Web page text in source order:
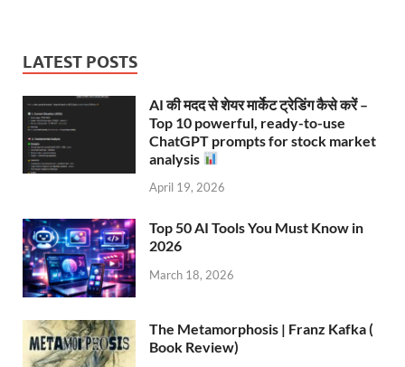
LATEST POSTS
AI की मदद से शेयर मार्केट ट्रेडिंग कैसे करें –
Top 10 powerful, ready-to-use
ChatGPT prompts for stock market
analysis
April 19, 2026
Top 50 AI Tools You Must Know in
2026
March 18, 2026
The Metamorphosis | Franz Kafka (
Book Review)